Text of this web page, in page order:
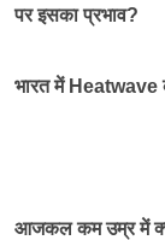
पर इसका प्रभाव?
भारत में Heatwave
आजकल कम उम्र में